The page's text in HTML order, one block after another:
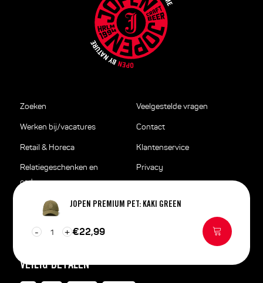
JOPEN PREMIUM PET: KAKI GREEN
- Aantal+ €22,99
Zoeken
Werken bij/vacatures
Retail & Horeca
Relatiegeschenken en
cadeaus
Veelgestelde vragen
Contact
Klantenservice
Privacy
Algemene voorwaarden
VEILIG BETALEN